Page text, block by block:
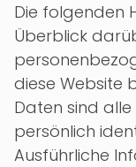
Die folgenden
Überblick
diese Website
Daten sind alle
persönlich
Ausführliche